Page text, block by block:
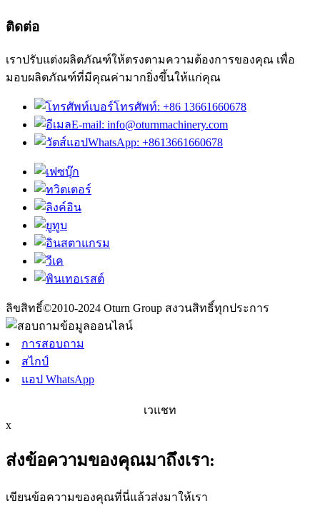
ติดต่อ
เราปรับแต่งผลิตภัณฑ์ให้ตรงตามความต้องการของคุณ เพื่อ
มอบผลิตภัณฑ์ที่มีคุณค่ามากยิ่งขึ้นให้แก่คุณ
เบอร์โทรศัพท์: +86 13661660678
E-mail: info@oturnmachinery.com
WhatsApp: +8613661660678
ลิขสิทธิ์©2010-2024 Oturn Group สงวนสิทธิ์ทุกประการ
การสอบถาม
สไกป์
แอป WhatsApp
เวแชท
x
ส่งข้อความของคุณมาถึงเรา:
เขียนข้อความของคุณที่นี่แล้วส่งมาให้เรา